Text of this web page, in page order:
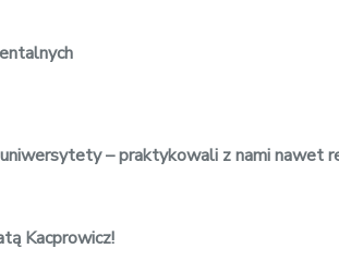
– praktykowali z nami nawet
Kacprowicz!